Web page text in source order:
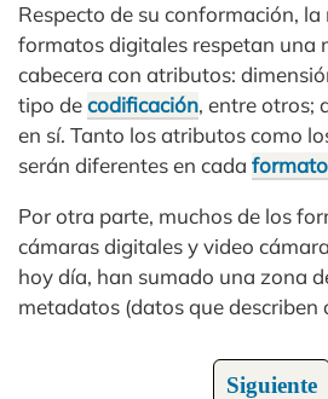
Respecto de su conformación,
formatos digitales respetan una
cabecera con atributos:
tipo decodificación, entre otros;
en sí. Tanto los atributos como
serán diferentes en cada formato
Por otra parte, muchos de los
cámaras digitales y video
hoy día, han sumado una zona
metadatos (datos que describen
Siguiente